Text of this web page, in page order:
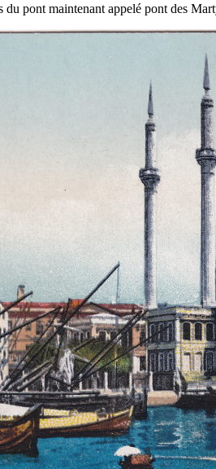
du pont maintenant appelé pont des